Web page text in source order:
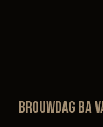
Brouwdag